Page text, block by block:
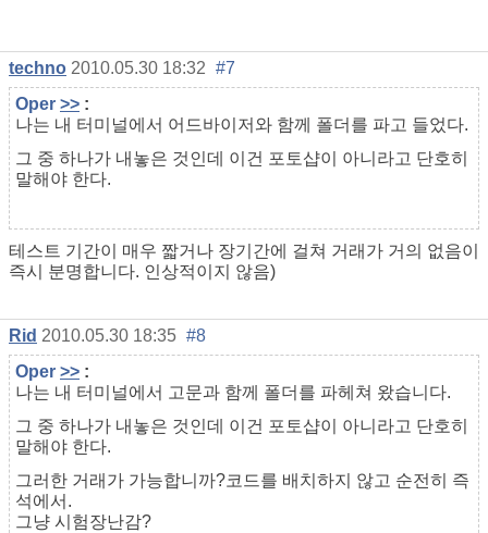
techno 2010.05.30 18:32 #7
Oper >> :
나는 내 터미널에서 어드바이저와 함께 폴더를 파고 들었다.
그 중 하나가 내놓은 것인데 이건 포토샵이 아니라고 단호히
말해야 한다.
테스트 기간이 매우 짧거나 장기간에 걸쳐 거래가 거의 없음이
즉시 분명합니다. 인상적이지 않음)
Rid 2010.05.30 18:35 #8
Oper >> :
나는 내 터미널에서 고문과 함께 폴더를 파헤쳐 왔습니다.
그 중 하나가 내놓은 것인데 이건 포토샵이 아니라고 단호히
말해야 한다.
그러한 거래가 가능합니까?코드를 배치하지 않고 순전히 즉
석에서.
그냥 시험장난감?